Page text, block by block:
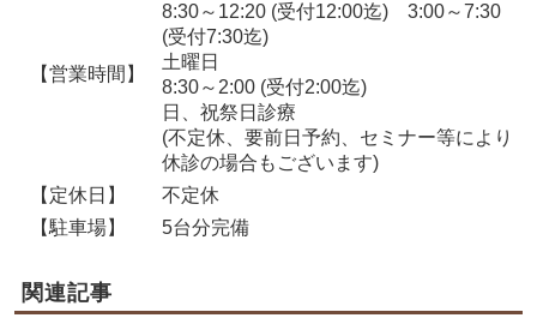
【営業時間】
8:30～12:20 (受付12:00迄) 3:00～7:30
(受付7:30迄)
土曜日
8:30～2:00 (受付2:00迄)
日、祝祭日診療
(不定休、要前日予約、セミナー等により
休診の場合もございます)
【定休日】
不定休
【駐車場】
5台分完備
関連記事